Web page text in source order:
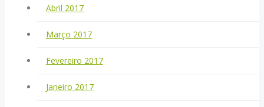
Abril 2017
Março 2017
Fevereiro 2017
Janeiro 2017